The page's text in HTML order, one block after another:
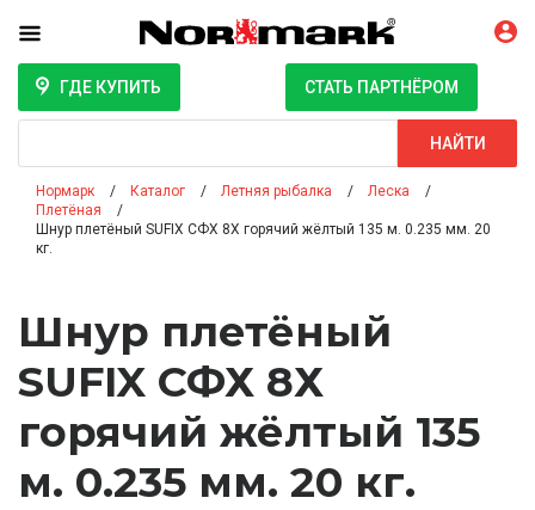
ГДЕ КУПИТЬ СТАТЬ ПАРТНЁРОМ
НАЙТИ
Нормарк Каталог Летняя рыбалка
Леска
Плетёная
Шнур плетёный SUFIX СФХ 8Х горячий жёлтый 135 м. 0.235 мм. 20
кг.
Шнур плетёный
SUFIX СФХ 8Х
горячий жёлтый 135
м. 0.235 мм. 20 кг.